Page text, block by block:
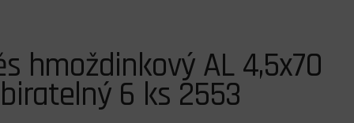
hmoždinkový AL 4,5x70
6 ks 2553